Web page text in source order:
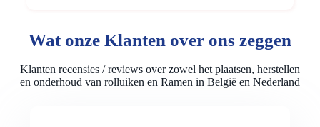
Wat onze Klanten over ons zeggen
Klanten recensies / reviews over zowel het plaatsen, herstellen
en onderhoud van rolluiken en Ramen in België en Nederland